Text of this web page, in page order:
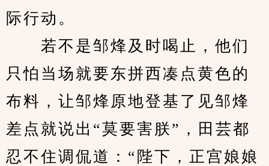
际行动。
若不是邹烽及时喝止，他们
只怕当场就要东拼西凑点黄色的
布料，让邹烽原地登基了见邹烽
差点就说出“莫要害朕”，田芸都
忍不住调侃道：“陛下，正宫娘娘